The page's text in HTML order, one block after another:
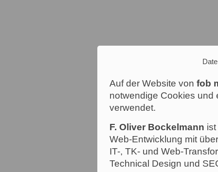
Auf der Website von fob
notwendige Cookies und
verwendet.
F. Oliver Bockelmann
Web-Entwicklung mit
IT-, TK- und Web-
Technical Design und